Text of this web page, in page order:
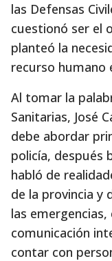
las Defensas
cuestionó ser el
planteó la
recurso humano
Al tomar la
Sanitarias, José
debe abordar
policía, después
habló de
de la provincia y
las
comunicación
contar con